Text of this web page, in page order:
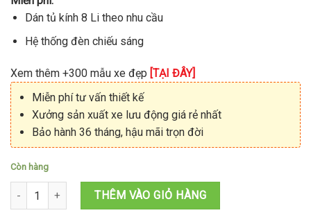
Dán tủ kính 8 Li theo nhu cầu
Hệ thống đèn chiếu sáng
Xem thêm +300 mẫu xe đẹp [TẠI ĐÂY]
Miễn phí tư vấn thiết kế
Xưởng sản xuất xe lưu động giá rẻ nhất
Bảo hành 36 tháng, hậu mãi trọn đời
Còn hàng
Kiot bán trà sữa 1M6x1M4x2M15 số lượng
THÊM VÀO GIỎ HÀNG